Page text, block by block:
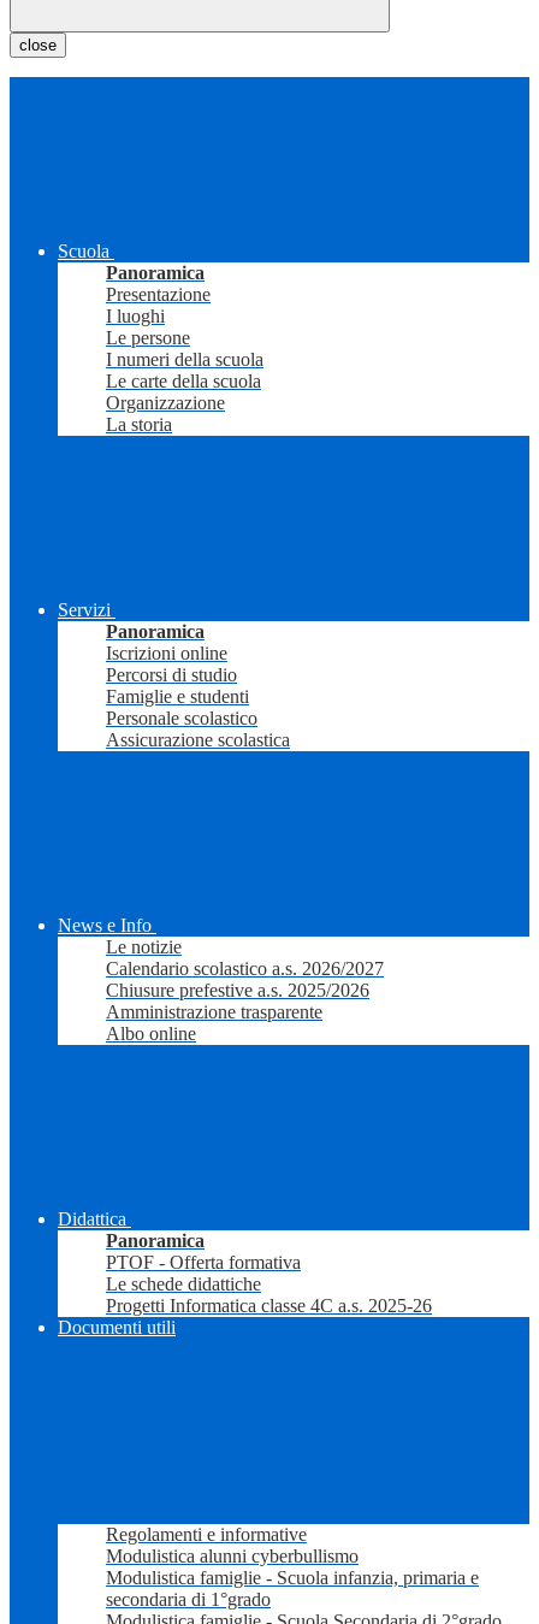
close
Scuola
Panoramica
Presentazione
I luoghi
Le persone
I numeri della scuola
Le carte della scuola
Organizzazione
La storia
Servizi
Panoramica
Iscrizioni online
Percorsi di studio
Famiglie e studenti
Personale scolastico
Assicurazione scolastica
News e Info
Le notizie
Calendario scolastico a.s. 2026/2027
Chiusure prefestive a.s. 2025/2026
Amministrazione trasparente
Albo online
Didattica
Panoramica
PTOF - Offerta formativa
Le schede didattiche
Progetti Informatica classe 4C a.s. 2025-26
Documenti utili
Regolamenti e informative
Modulistica alunni cyberbullismo
Modulistica famiglie - Scuola infanzia, primaria e
secondaria di 1°grado